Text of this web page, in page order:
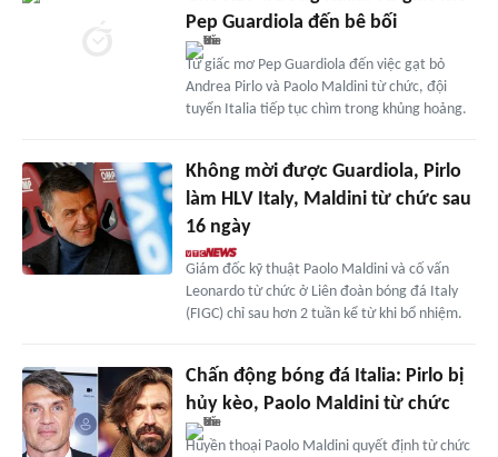
Pep Guardiola đến bê bối
Từ giấc mơ Pep Guardiola đến việc gạt bỏ
Andrea Pirlo và Paolo Maldini từ chức, đội
tuyển Italia tiếp tục chìm trong khủng hoảng.
Không mời được Guardiola, Pirlo
làm HLV Italy, Maldini từ chức sau
16 ngày
Giám đốc kỹ thuật Paolo Maldini và cố vấn
Leonardo từ chức ở Liên đoàn bóng đá Italy
(FIGC) chỉ sau hơn 2 tuần kể từ khi bổ nhiệm.
Chấn động bóng đá Italia: Pirlo bị
hủy kèo, Paolo Maldini từ chức
Huyền thoại Paolo Maldini quyết định từ chức